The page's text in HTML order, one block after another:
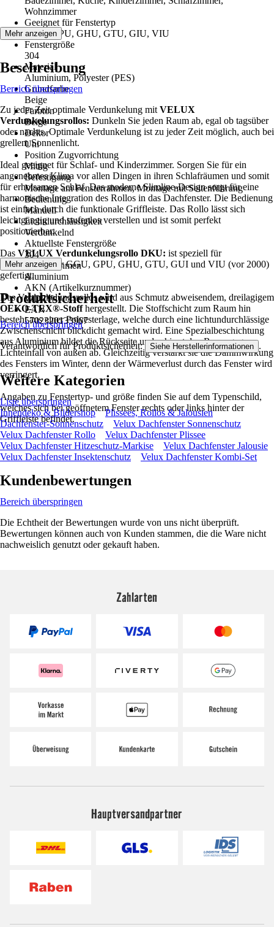
Wohnzimmer
Geeignet für Fenstertyp
GGU, GPU, GHU, GTU, GIU, VIU
Fenstergröße
304
Material
Aluminium, Polyester (PES)
Grundfarbe
Beige
Farbton
Beige
Dekor
Uni
Position Zugvorrichtung
Mittig
Befestigung
Montage am Fensterrahmen, Montage mit Seitenführung
Bedienung
Manuell
Lichtdurchlässigkeit
Verdunkelnd
Aktuellste Fenstergröße
304
Farbe Rahmen
Aluminium
AKN (Artikelkurznummer)
WD7V
EAN
5702320133967
Mehr anzeigen
Beschreibung
Bereich überspringen
Zu jeder Zeit optimale Verdunkelung mit VELUX
Verdunkelungsrollos: Dunkeln Sie jeden Raum ab, egal ob tagsüber
oder nachts. Optimale Verdunkelung ist zu jeder Zeit möglich, auch bei
grellem Sonnenlicht.
Ideal geeignet für Schlaf- und Kinderzimmer. Sorgen Sie für ein
angenehmes Klima vor allen Dingen in ihren Schlafräumen und somit
für erholsamen Schlaf. Das moderne Slimline-Design sorgt für eine
harmonische Integration des Rollos in das Dachfenster. Die Bedienung
ist einfach durch die funktionale Griffleiste. Das Rollo lässt sich
leichtgängig und stufenlos verstellen und ist somit perfekt
positionierbar.
Das VELUX Verdunkelungsrollo DKU: ist speziell für
Kunsstofffenster GGU, GPU, GHU, GTU, GUI und VIU (vor 2000)
gefertigt.
Das Verdunkelungsrollos wird aus Schmutz abweisendem, dreilagigem
OEKO-TEX®-Stoffhergestellt. Die Stoffschicht zum Raum hin
besteht aus einer Polyesterlage, welche durch eine lichtundurchlässige
Zwischenschicht blickdicht gemacht wird. Eine Spezialbeschichtung
aus Aluminium bildet die Rückseite und schirmt den Raum gegen
Lichteinfall von außen ab. Gleichzeitig verstärkt sie die Dämmwirkung
des Fensters im Winter, denn der Wärmeverlust durch das Fenster wird
verringert.
Angaben zu Fenstertyp- und größe finden Sie auf dem Typenschild,
welches sich bei geöffnetem Fenster rechts oder links hinter der
Griffleiste befindet.
Mehr anzeigen
Produktsicherheit
Bereich überspringen
Verantwortlich für Produktsicherheit: Siehe Herstellerinformationen .
Weitere Kategorien
Liste überspringen
Innendeko & Bildershop
Plissees, Rollos & Jalousien
Dachfenster-Sonnenschutz
Velux Dachfenster Sonnenschutz
Velux Dachfenster Rollo
Velux Dachfenster Plissee
Velux Dachfenster Hitzeschutz-Markise
Velux Dachfenster Jalousie
Velux Dachfenster Insektenschutz
Velux Dachfenster Kombi-Set
Kundenbewertungen
Bereich überspringen
Die Echtheit der Bewertungen wurde von uns nicht überprüft.
Bewertungen können auch von Kunden stammen, die die Ware nicht
nachweislich genutzt oder gekauft haben.
Zahlarten
Hauptversandpartner